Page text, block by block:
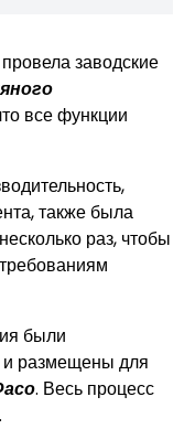
заводские
все функции
также была
раз, чтобы
были
размещены для
. Весь процесс